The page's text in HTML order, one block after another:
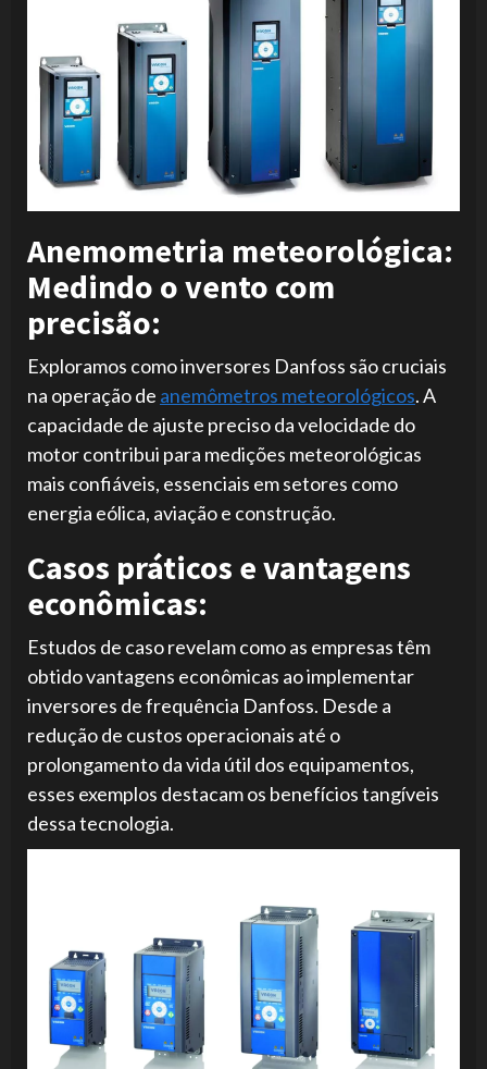
Anemometria meteorológica:
Medindo o vento com
precisão:
Exploramos como inversores Danfoss são cruciais
na operação de anemômetros meteorológicos. A
capacidade de ajuste preciso da velocidade do
motor contribui para medições meteorológicas
mais confiáveis, essenciais em setores como
energia eólica, aviação e construção.
Casos práticos e vantagens
econômicas:
Estudos de caso revelam como as empresas têm
obtido vantagens econômicas ao implementar
inversores de frequência Danfoss. Desde a
redução de custos operacionais até o
prolongamento da vida útil dos equipamentos,
esses exemplos destacam os benefícios tangíveis
dessa tecnologia.